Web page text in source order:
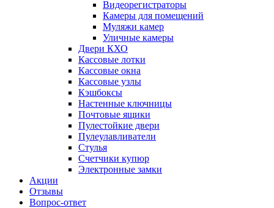
Видеорегистраторы
Камеры для помещений
Муляжи камер
Уличные камеры
Двери КХО
Кассовые лотки
Кассовые окна
Кассовые узлы
Кэшбоксы
Настенные ключницы
Почтовые ящики
Пулестойкие двери
Пулеулавливатели
Стулья
Счетчики купюр
Электронные замки
Акции
Отзывы
Вопрос-ответ